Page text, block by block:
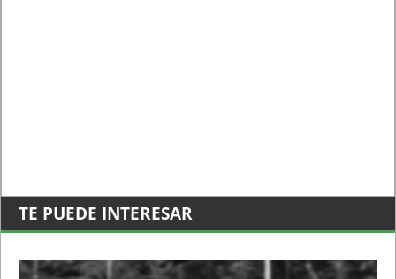
TE PUEDE INTERESAR